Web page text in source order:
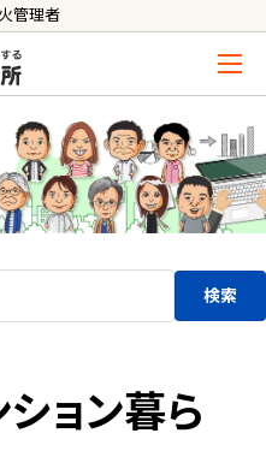
管理者
検索
ョン暮ら